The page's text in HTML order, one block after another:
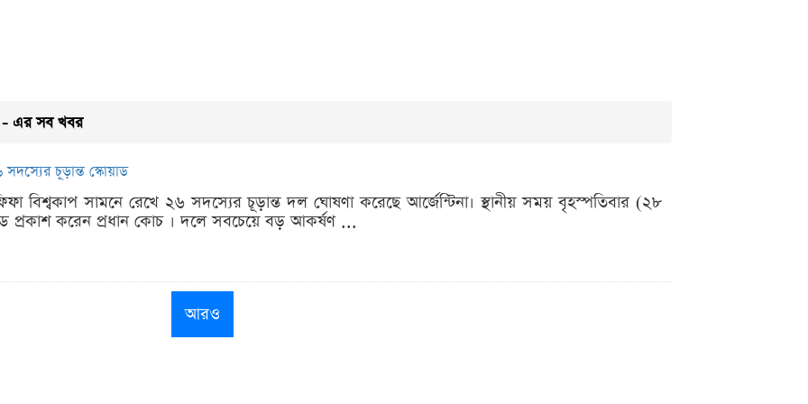
সব খবর
চূড়ান্ত স্কোয়াড
বিশ্বকাপ সামনে রেখে ২৬ সদস্যের চূড়ান্ত দল ঘোষণা করেছে আর্জেন্টিনা। স্থানীয় সময় বৃহস্পতিবার (২৮
প্রকাশ করেন প্রধান কোচ । দলে সবচেয়ে বড় আকর্ষণ ...
আরও